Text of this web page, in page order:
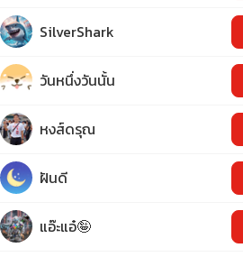
SilverShark
วันหนึ่งวันนั้น
หงส์ดรุณ
ฝันดี
แอ๊ะแอ๋🤪